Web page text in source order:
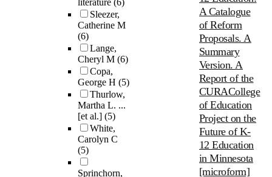
literature (6)
Sleezer,
Catherine M
(6)
Lange,
Cheryl M (6)
Copa,
George H (5)
Thurlow,
Martha L. ...
[et al.] (5)
White,
Carolyn C
(5)
Sprinchorn,
A Catalogue
of Reform
Proposals. A
Summary
Version. A
Report of the
CURACollege
of Education
Project on the
Future of K-
12 Education
in Minnesota
[microform]